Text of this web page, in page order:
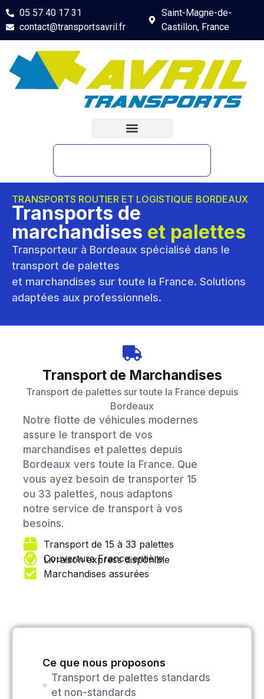
05 57 40 17 31
contact@transportsavril.fr
Saint-Magne-de-
Castillon, France
TRANSPORTS ROUTIER ET LOGISTIQUE BORDEAUX
Transports de
marchandises et palettes
Transporteur à Bordeaux spécialisé dans le
transport de palettes
et marchandises sur toute la France. Solutions
adaptées aux professionnels.
Transport de Marchandises
Transport de palettes sur toute la France depuis
Bordeaux
Notre flotte de véhicules modernes
assure le transport de vos
marchandises et palettes depuis
Bordeaux vers toute la France. Que
vous ayez besoin de transporter 15
ou 33 palettes, nous adaptons
notre service de transport à vos
besoins.
Transport de 15 à 33 palettes
Couverture France entière
Livraison express disponible
Marchandises assurées
Ce que nous proposons
Transport de palettes standards
et non-standards